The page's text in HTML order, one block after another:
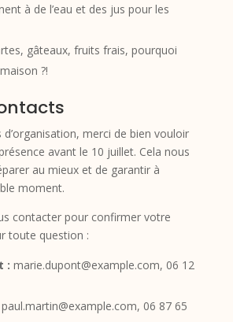
à de l’eau et des jus pour les
gâteaux, fruits frais, pourquoi
?!
merci de bien vouloir
avant le 10 juillet. Cela nous
au mieux et de garantir à
moment.
contacter pour confirmer votre
toute question :
: marie.dupont@example.com, 06 12
paul.martin@example.com, 06 87 65